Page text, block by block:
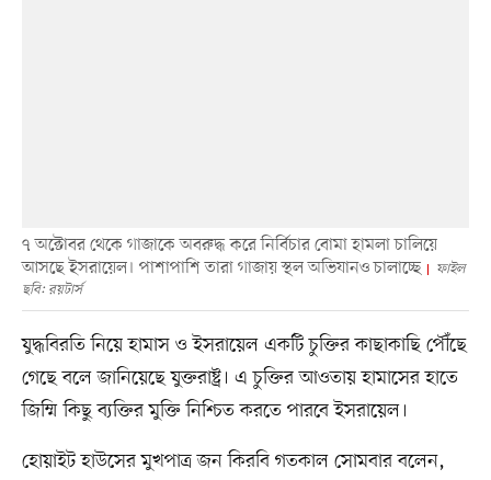
৭ অক্টোবর থেকে গাজাকে অবরুদ্ধ করে নির্বিচার বোমা হামলা চালিয়ে
আসছে ইসরায়েল। পাশাপাশি তারা গাজায় স্থল অভিযানও চালাচ্ছে
ফাইল
ছবি: রয়টার্স
যুদ্ধবিরতি নিয়ে হামাস ও ইসরায়েল একটি চুক্তির কাছাকাছি পৌঁছে
গেছে বলে জানিয়েছে যুক্তরাষ্ট্র। এ চুক্তির আওতায় হামাসের হাতে
জিম্মি কিছু ব্যক্তির মুক্তি নিশ্চিত করতে পারবে ইসরায়েল।
হোয়াইট হাউসের মুখপাত্র জন কিরবি গতকাল সোমবার বলেন,